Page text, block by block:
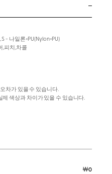
- 나일론+PU(Nylon+PU)
,피치,차콜
차가 있을 수 있습니다.
색상과 차이가 있을 수 있습니다.
￦0